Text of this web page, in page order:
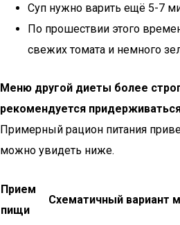
Суп нужно варить ещё 5-7
По прошествии этого
свежих томата и немного
Меню другой диеты более
рекомендуется
Примерный рацион питания
можно увидеть ниже.
Прием
пищи
Схематичный вариант